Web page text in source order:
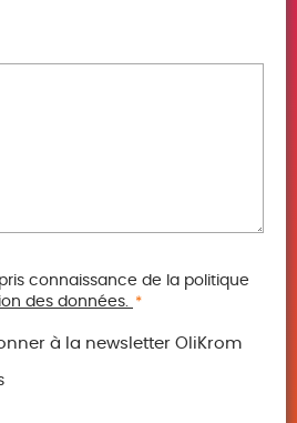
connaissance de la politique
des données. *
à la newsletter OliKrom